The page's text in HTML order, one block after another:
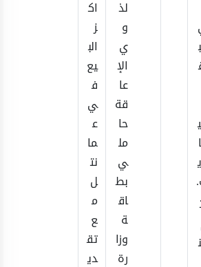
لذ
و
ي
الإ
عا
قة
حا
مل
ي
بط
اق
ة
وزا
رة
اك
ز
الب
يع
ف
ي
ع
ما
نت
ل
م
ع
تق
دي